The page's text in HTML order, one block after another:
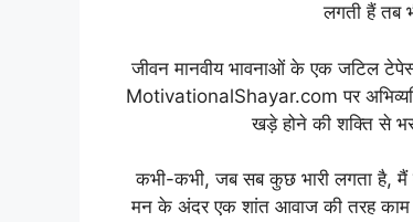
लगती हैं तब
जीवन मानवीय भावनाओं के एक जटिल
MotivationalShayar.com पर
खड़े होने की शक्ति से
कभी-कभी, जब सब कुछ भारी लगता है, मैं
मन के अंदर एक शांत आवाज की तरह काम